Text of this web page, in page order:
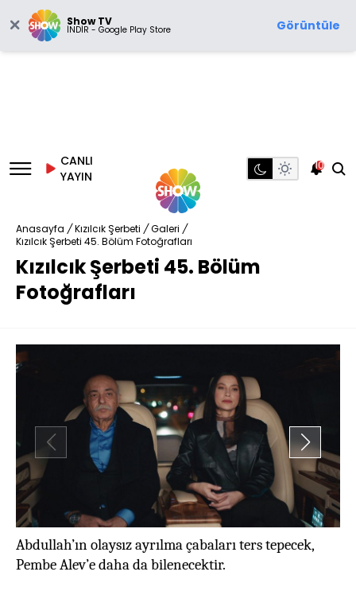
Show TV
İNDİR - Google Play Store Görüntüle
CANLI
YAYIN
10
Anasayfa / Kızılcık Şerbeti / Galeri /
Kızılcık Şerbeti 45. Bölüm Fotoğrafları
Kızılcık Şerbeti 45. Bölüm
Fotoğrafları
Abdullah’ın olaysız ayrılma çabaları ters tepecek,
Pembe Alev’e daha da bilenecektir.